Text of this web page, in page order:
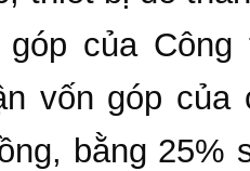
của
vốn góp của
bằng 25%